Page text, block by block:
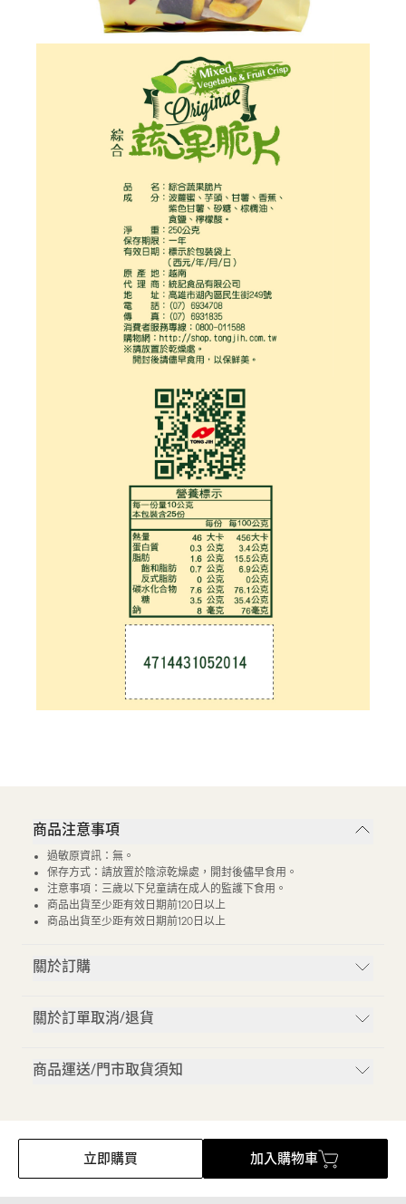
商品注意事項
過敏原資訊：無。
保存方式：請放置於陰涼乾燥處，開封後儘早食用。
注意事項：三歲以下兒童請在成人的監護下食用。
商品出貨至少距有效日期前120日以上
商品出貨至少距有效日期前120日以上
關於訂購
關於訂單取消/退貨
商品運送/門市取貨須知
立即購買 加入購物車